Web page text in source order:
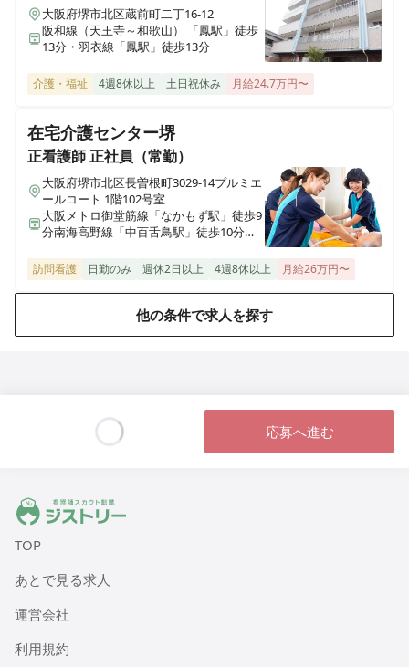
ヒューマンライフケア宮前の宿
神奈川県川崎市宮前区水沢3丁目14番3号
ヒューマンライフケア麻生グループホーム
神奈川県川崎市麻生区千代ヶ丘7丁目6-4
ヒューマンライフケア麻生の宿
神奈川県川崎市麻生区千代ヶ丘7丁目6-4
ヒューマンライフケア 日根野湯
大阪府泉佐野市日根野7157
ヒューマンライフケア 八尾の湯
ヒューマンライフケア 小松湯
東京都板橋区南常盤台2丁目9番2号 コーポ小松
ヒューマンライフケア中村橋の宿
東京都練馬区貫井2005-10-14
東京都町田市木曽西2004-12-15
兵庫県神戸市灘区灘北通9丁目1番7号
大阪府堺市北区蔵前町二丁16-12
阪和線（天王寺～和歌山） 「鳳駅」徒歩
13分・羽衣線「鳳駅」徒歩13分
介護・福祉 4週8休以上 土日祝休み 月給24.7万円〜
在宅介護センター堺
正看護師正社員（常勤）
大阪府堺市北区長曽根町3029-14プルミエ
ールコート 1階102号室
大阪メトロ御堂筋線「なかもず駅」徒歩9
分南海高野線「中百舌鳥駅」徒歩10分泉
訪問看護 日勤のみ 週休2日以上 4週8休以上 月給26万円〜
他の条件で求人を探す
応募へ進む
ジストリー 看護師の転職マッチング
TOP
あとで見る求人
運営会社
利用規約